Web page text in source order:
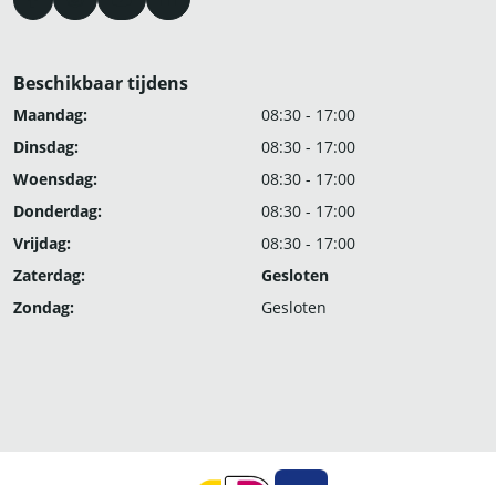
Beschikbaar tijdens
Maandag:
08:30 - 17:00
Dinsdag:
08:30 - 17:00
Woensdag:
08:30 - 17:00
Donderdag:
08:30 - 17:00
Vrijdag:
08:30 - 17:00
Zaterdag:
Gesloten
Zondag:
Gesloten